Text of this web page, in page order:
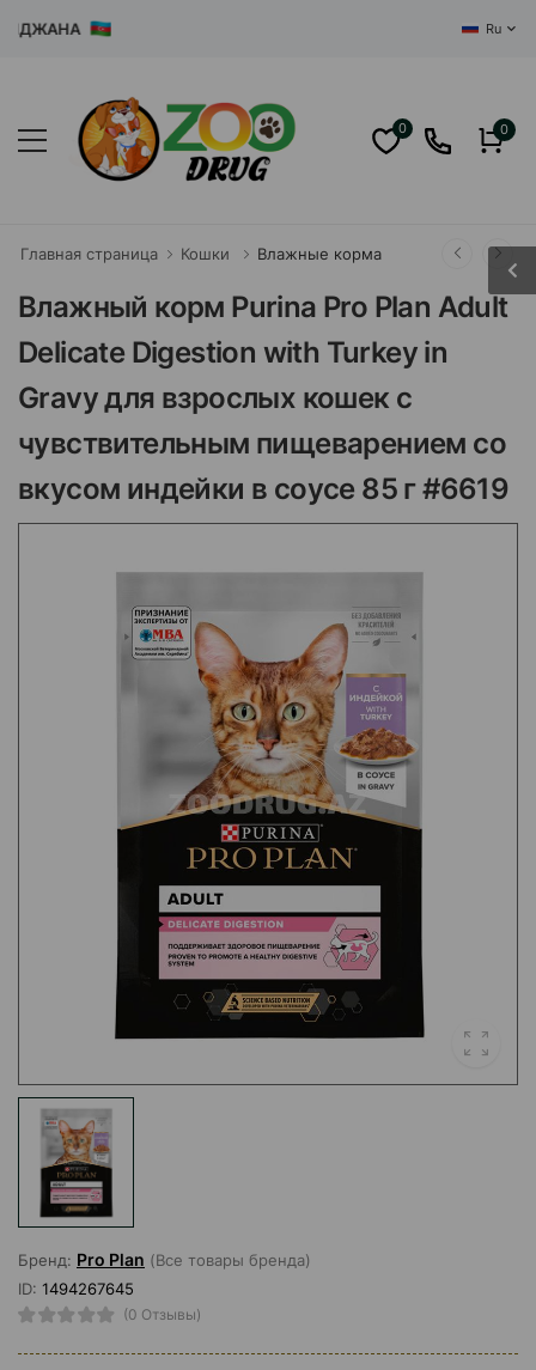
Ru
0 0
Главная страница Кошки Влажные корма
Влажный корм Purina Pro Plan Adult
Delicate Digestion with Turkey in
Gravy для взрослых кошек с
чувствительным пищеварением со
вкусом индейки в соусе 85 г #6619
Бренд: Pro Plan (Все товары бренда)
ID: 1494267645
(0 Отзывы)